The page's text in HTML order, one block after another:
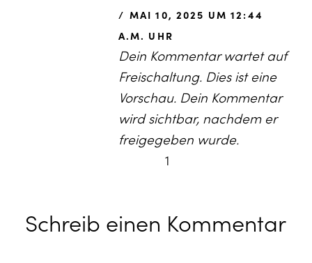
MAI 10, 2025 UM 12:44
A.M. UHR
Dein Kommentar wartet auf
Freischaltung. Dies ist eine
Vorschau. Dein Kommentar
wird sichtbar, nachdem er
freigegeben wurde.
1
Schreib einen Kommentar